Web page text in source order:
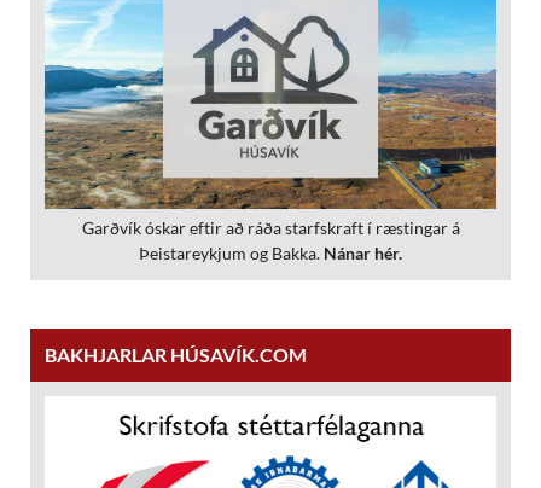
Garðvík óskar eftir að ráða starfskraft í ræstingar á
Þeistareykjum og Bakka. Nánar hér.
BAKHJARLAR HÚSAVÍK.COM